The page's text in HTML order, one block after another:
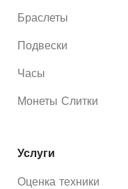
Браслеты
Подвески
Часы
Монеты Слитки
Услуги
Оценка техники